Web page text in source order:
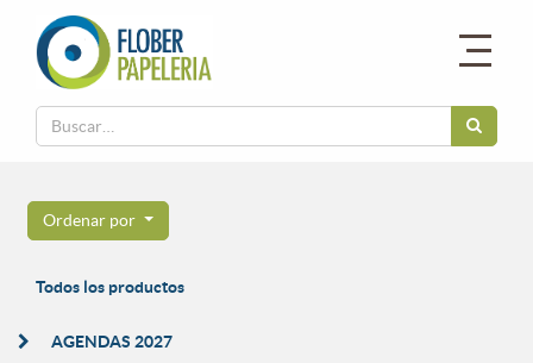
Ordenar por
Todos los productos
AGENDAS 2027